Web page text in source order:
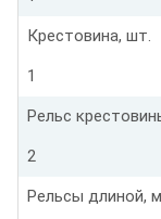
Крестовина, шт.
1
Рельс
2
Рельсы длиной,